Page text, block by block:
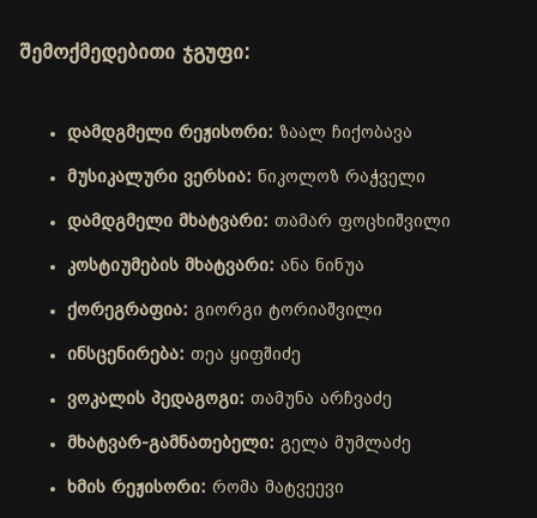
შემოქმედებითი ჯგუფი:
დამდგმელი რეჟისორი: ზაალ ჩიქობავა
მუსიკალური ვერსია: ნიკოლოზ რაჭველი
დამდგმელი მხატვარი: თამარ ფოცხიშვილი
კოსტიუმების მხატვარი: ანა ნინუა
ქორეგრაფია: გიორგი ტორიაშვილი
ინსცენირება: თეა ყიფშიძე
ვოკალის პედაგოგი: თამუნა არჩვაძე
მხატვარ-გამნათებელი: გელა მუმლაძე
ხმის რეჟისორი: რომა მატვეევი